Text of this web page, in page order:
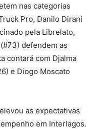
nas categorias
Pro, Danilo Dirani
pela Librelato,
defendem as
contará com Djalma
e Diogo Moscato
as expectativas
em Interlagos.